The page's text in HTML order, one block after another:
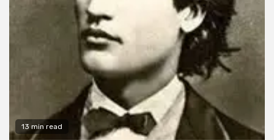
13 min read